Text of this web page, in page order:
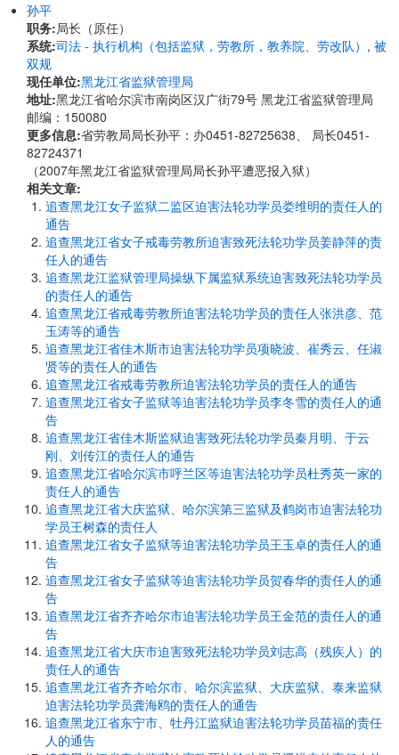
孙平
职务:局长（原任）
系统:司法 - 执行机构（包括监狱，劳教所，教养院、劳改队） , 被
双规
现任单位:黑龙江省监狱管理局
地址:黑龙江省哈尔滨市南岗区汉广街79号 黑龙江省监狱管理局
邮编：150080
更多信息:省劳教局局长孙平：办0451-82725638、 局长0451-
82724371
（2007年黑龙江省监狱管理局局长孙平遭恶报入狱）
相关文章:
追查黑龙江女子监狱二监区迫害法轮功学员娄维明的责任人的
通告
追查黑龙江省女子戒毒劳教所迫害致死法轮功学员姜静萍的责
任人的通告
追查黑龙江监狱管理局操纵下属监狱系统迫害致死法轮功学员
的责任人的通告
追查黑龙江省戒毒劳教所迫害法轮功学员的责任人张洪彦、范
玉涛等的通告
追查黑龙江省佳木斯市迫害法轮功学员项晓波、崔秀云、任淑
贤等的责任人的通告
追查黑龙江省戒毒劳教所迫害法轮功学员的责任人的通告
追查黑龙江省女子监狱等迫害法轮功学员李冬雪的责任人的通
告
追查黑龙江省佳木斯监狱迫害致死法轮功学员秦月明、于云
刚、刘传江的责任人的通告
追查黑龙江省哈尔滨市呼兰区等迫害法轮功学员杜秀英一家的
责任人的通告
追查黑龙江省大庆监狱、哈尔滨第三监狱及鹤岗市迫害法轮功
学员王树森的责任人
追查黑龙江省女子监狱等迫害法轮功学员王玉卓的责任人的通
告
追查黑龙江省女子监狱等迫害法轮功学员贺春华的责任人的通
告
追查黑龙江省齐齐哈尔市迫害法轮功学员王金范的责任人的通
告
追查黑龙江省大庆市迫害致死法轮功学员刘志高（残疾人）的
责任人的通告
追查黑龙江省齐齐哈尔市、哈尔滨监狱、大庆监狱、泰来监狱
迫害法轮功学员龚海鸥的责任人的通告
追查黑龙江省东宁市、牡丹江监狱迫害法轮功学员苗福的责任
人的通告